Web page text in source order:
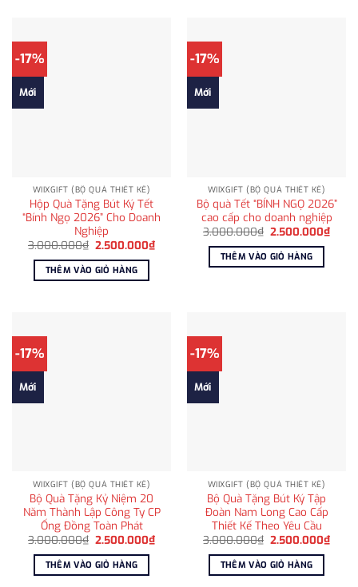
-17%
Mới
WIIXGIFT (BỘ QUÀ THIẾT KẾ)
Hộp Quà Tặng Bút Ký Tết
“Bính Ngọ 2026” Cho Doanh
Nghiệp
3.000.000₫ Giá
là:
3.000.000₫.
2.500.000₫Giá
hiện
THÊM VÀO GIỎ HÀNG
-17%
Mới
WIIXGIFT (BỘ QUÀ THIẾT KẾ)
Bộ quà Tết “BÍNH NGỌ 2026”
cao cấp cho doanh nghiệp
3.000.000₫ Giá
là:
3.000.000₫.
2.500.000₫Giá
hiện
THÊM VÀO GIỎ HÀNG
-17%
Mới
WIIXGIFT (BỘ QUÀ THIẾT KẾ)
Bộ Quà Tặng Kỷ Niệm 20
Năm Thành Lập Công Ty CP
Ống Đồng Toàn Phát
3.000.000₫ Giá
là:
3.000.000₫.
2.500.000₫Giá
hiện
2.500.000₫.
THÊM VÀO GIỎ HÀNG
-17%
Mới
WIIXGIFT (BỘ QUÀ THIẾT KẾ)
Bộ Quà Tặng Bút Ký Tập
Đoàn Nam Long Cao Cấp
Thiết Kế Theo Yêu Cầu
3.000.000₫ Giá
là:
3.000.000₫.
2.500.000₫Giá
hiện
THÊM VÀO GIỎ HÀNG